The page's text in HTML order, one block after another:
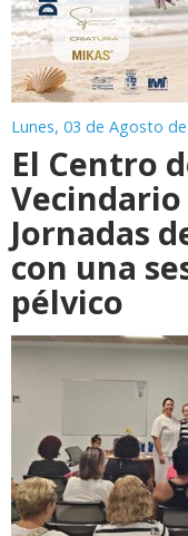
Lunes, 03 de Agosto
El Centro
Vecindario
Jornadas
con una
pélvico